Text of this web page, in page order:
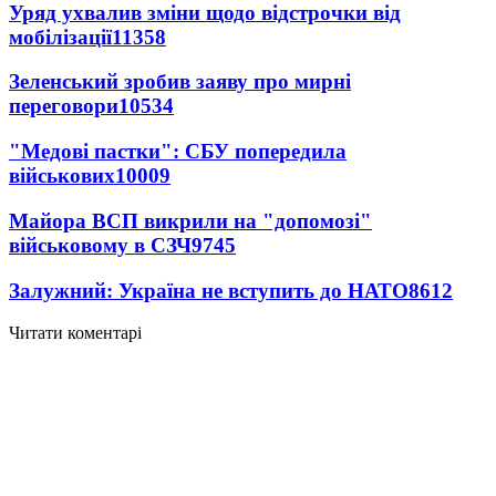
Уряд ухвалив зміни щодо відстрочки від
мобілізації11358
Зеленський зробив заяву про мирні
переговори10534
"Медові пастки": СБУ попередила
військових10009
Майора ВСП викрили на "допомозі"
військовому в СЗЧ9745
Залужний: Україна не вступить до НАТО8612
Читати коментарі